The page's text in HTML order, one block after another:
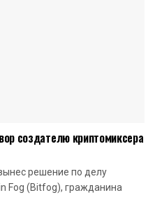
создателю криптомиксера
решение по делу
Fog (Bitfog), гражданина